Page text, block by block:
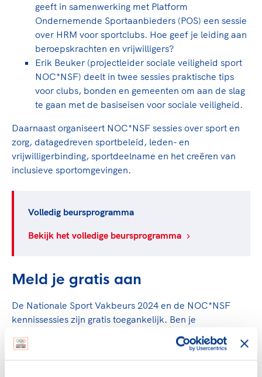
geeft in samenwerking met Platform
Ondernemende Sportaanbieders (POS) een sessie
over HRM voor sportclubs. Hoe geef je leiding aan
beroepskrachten en vrijwilligers?
Erik Beuker (projectleider sociale veiligheid sport
NOC*NSF) deelt in twee sessies praktische tips
voor clubs, bonden en gemeenten om aan de slag
te gaan met de basiseisen voor sociale veiligheid.
Daarnaast organiseert NOC*NSF sessies over sport en
zorg, datagedreven sportbeleid, leden- en
vrijwilligerbinding, sportdeelname en het creëren van
inclusieve sportomgevingen.
Volledig beursprogramma
Bekijk het volledige beursprogramma
Meld je gratis aan
De Nationale Sport Vakbeurs 2024 en de NOC*NSF
kennissessies zijn gratis toegankelijk. Ben je
geïnteresseerd in specifieke sessies? Meld je aan door
op een kennissessie in
het beursprogrammate klikken.
Vergeet niet om jegratis toegangsticketvoor de beurs te